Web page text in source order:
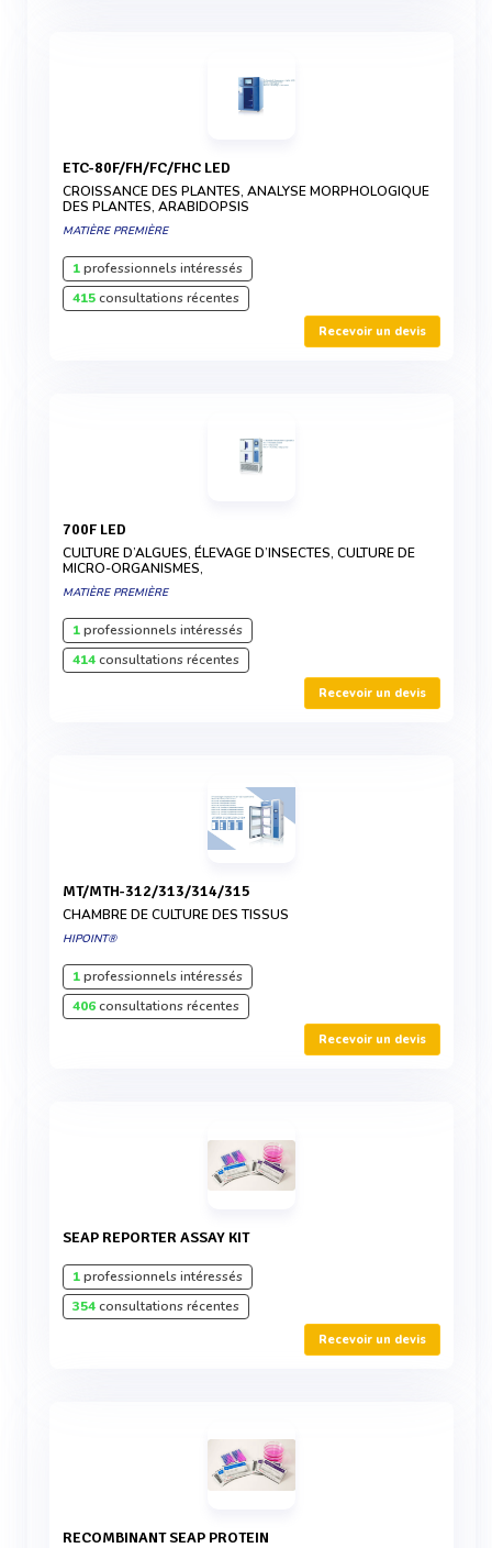
ETC-80F/FH/FC/FHC LED
CROISSANCE DES PLANTES, ANALYSE MORPHOLOGIQUE
DES PLANTES, ARABIDOPSIS
MATIÈRE PREMIÈRE
1professionnels intéressés
415consultations récentes
Recevoir un devis
700F LED
CULTURE D’ALGUES, ÉLEVAGE D’INSECTES, CULTURE DE
MICRO-ORGANISMES,
MATIÈRE PREMIÈRE
1professionnels intéressés
414consultations récentes
Recevoir un devis
MT/MTH-312/313/314/315
CHAMBRE DE CULTURE DES TISSUS
HIPOINT®
1professionnels intéressés
406consultations récentes
Recevoir un devis
SEAP REPORTER ASSAY KIT
1professionnels intéressés
354consultations récentes
Recevoir un devis
RECOMBINANT SEAP PROTEIN